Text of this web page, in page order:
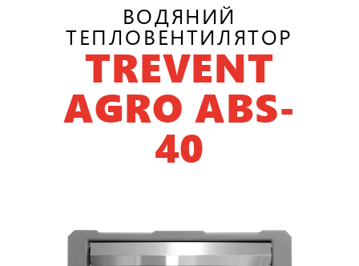
ВОДЯНИЙ
ТЕПЛОВЕНТИЛЯТОР
TREVENT
AGRO ABS-
40